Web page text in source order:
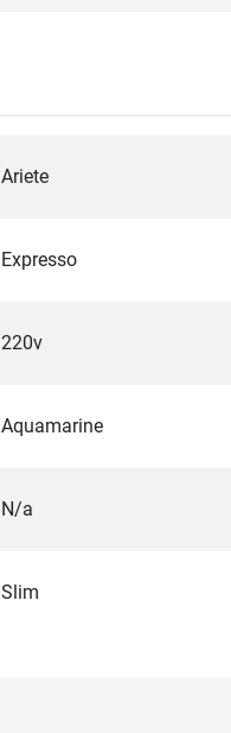
Ariete
Expresso
220v
Aquamarine
N/a
Slim